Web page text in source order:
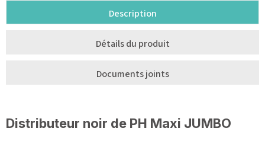
Description
Détails du produit
Documents joints
Distributeur noir de PH Maxi JUMBO